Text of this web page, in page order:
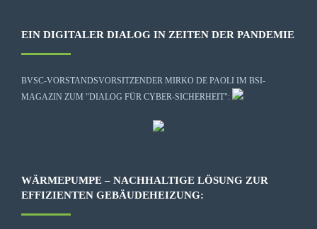
EIN DIGITALER DIALOG IN ZEITEN DER PANDEMIE
BVSC-VORSTANDSVORSITZENDER MIRKO DE PAOLI IM BSI-
MAGAZIN ZUM "DIALOG FÜR CYBER-SICHERHEIT":
WÄRMEPUMPE – NACHHALTIGE LÖSUNG ZUR
EFFIZIENTEN GEBÄUDEHEIZUNG: